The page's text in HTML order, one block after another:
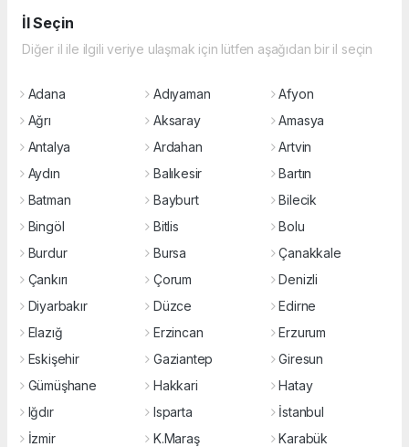
İl Seçin
Diğer il ile ilgili veriye ulaşmak için lütfen aşağıdan bir il seçin
Adana Adıyaman
Afyon
Ağrı
Aksaray
Amasya
Antalya
Ardahan
Artvin
Aydın
Balıkesir
Bartın
Batman
Bayburt
Bilecik
Bingöl
Bitlis
Bolu
Burdur
Bursa
Çanakkale
Çankırı
Çorum
Denizli
Diyarbakır
Düzce
Edirne
Elazığ
Erzincan
Erzurum
Eskişehir
Gaziantep
Giresun
Gümüşhane
Hakkari
Hatay
Iğdır
Isparta
İstanbul
İzmir
K.Maraş
Karabük